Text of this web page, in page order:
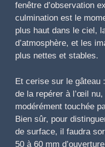
fenêtre d’observation
culmination est le
plus haut dans le ciel,
d’atmosphère, et les
plus nettes et stables.
Et cerise sur le gâteau
de la repérer à l’œil
modérément touchée
Bien sûr, pour
de surface, il faudra
50 à 60 mm